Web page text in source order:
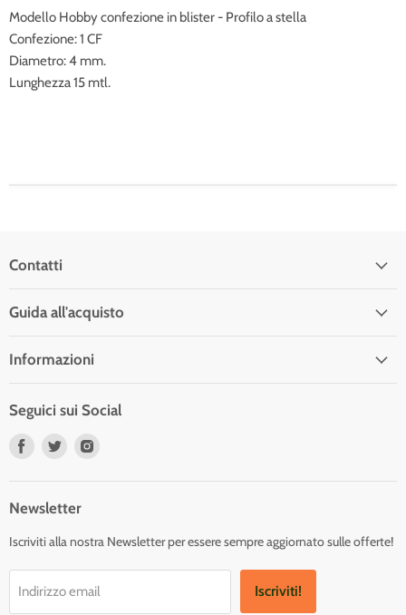
Modello Hobby confezione in blister - Profilo a stella
Confezione: 1 CF
Diametro: 4 mm.
Lunghezza 15 mtl.
Contatti
Guida all'acquisto
Informazioni
Seguici sui Social
Trovaci
Trovaci
Newsletter
Iscriviti alla nostra Newsletter per essere sempre aggiornato sulle offerte!
Indirizzo email Iscriviti!